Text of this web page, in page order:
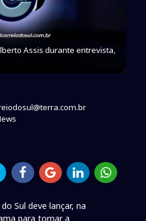
Assis durante entrevista,
Sul deve lançar, na
para tornar a